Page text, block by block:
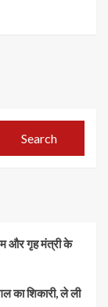
Search
और गृह मंत्री के
का शिकारी, ले ली